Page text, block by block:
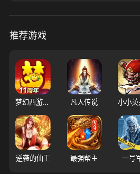
推荐游戏
梦幻西游（大陆服） 凡人传说
逆袭的仙王 最强帮主 一号